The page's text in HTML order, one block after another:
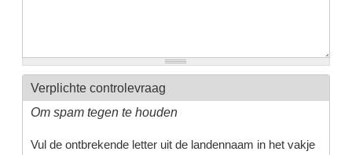
Verplichte controlevraag
Om spam tegen te houden
Vul de ontbrekende letter uit de landennaam in het vakje